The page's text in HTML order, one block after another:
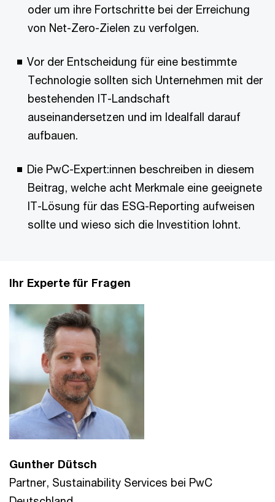
oder um ihre Fortschritte bei der Erreichung
von Net-Zero-Zielen zu verfolgen.
Vor der Entscheidung für eine bestimmte
Technologie sollten sich Unternehmen mit der
bestehenden IT-Landschaft
auseinandersetzen und im Idealfall darauf
aufbauen.
Die PwC-Expert:innen beschreiben in diesem
Beitrag, welche acht Merkmale eine geeignete
IT-Lösung für das ESG-Reporting aufweisen
sollte und wieso sich die Investition lohnt.
Ihr Experte für Fragen
Gunther Dütsch
Partner, Sustainability Services bei PwC